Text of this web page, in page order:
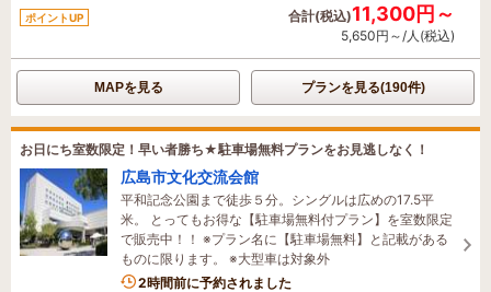
ポイントUP 合計(税込)11,300円～
5,650円～/人(税込)
MAPを見る プランを見る(190件)
お日にち室数限定！早い者勝ち★駐車場無料プランをお見逃しなく！
広島市文化交流会館
平和記念公園まで徒歩５分。シングルは広めの17.5平
米。 とってもお得な【駐車場無料付プラン】を室数限定
で販売中！！ ※プラン名に【駐車場無料】と記載がある
ものに限ります。 ※大型車は対象外
2時間前に予約されました